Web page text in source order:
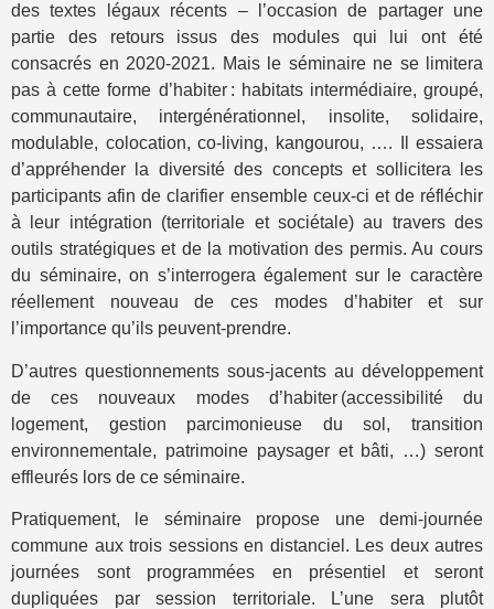
des textes légaux récents – l’occasion de partager une
partie des retours issus des modules qui lui ont été
consacrés en 2020-2021. Mais le séminaire ne se limitera
pas à cette forme d’habiter : habitats intermédiaire, groupé,
communautaire, intergénérationnel, insolite, solidaire,
modulable, colocation, co-living, kangourou, …. Il essaiera
d’appréhender la diversité des concepts et sollicitera les
participants afin de clarifier ensemble ceux-ci et de réfléchir
à leur intégration (territoriale et sociétale) au travers des
outils stratégiques et de la motivation des permis. Au cours
du séminaire, on s’interrogera également sur le caractère
réellement nouveau de ces modes d’habiter et sur
l’importance qu’ils peuvent-prendre.
D’autres questionnements sous-jacents au développement
de ces nouveaux modes d’habiter (accessibilité du
logement, gestion parcimonieuse du sol, transition
environnementale, patrimoine paysager et bâti, …) seront
effleurés lors de ce séminaire.
Pratiquement, le séminaire propose une demi-journée
commune aux trois sessions en distanciel. Les deux autres
journées sont programmées en présentiel et seront
dupliquées par session territoriale. L’une sera plutôt